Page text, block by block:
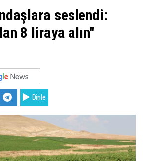
seslendi:
8 liraya alın''
Dinle